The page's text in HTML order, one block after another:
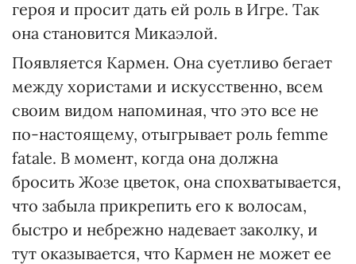
героя и просит дать ей роль в Игре. Так
она становится Микаэлой.
Появляется Кармен. Она суетливо бегает
между хористами и искусственно, всем
своим видом напоминая, что это все не
по-настоящему, отыгрывает роль femme
fatale. В момент, когда она должна
бросить Жозе цветок, она спохватывается,
что забыла прикрепить его к волосам,
быстро и небрежно надевает заколку, и
тут оказывается, что Кармен не может ее